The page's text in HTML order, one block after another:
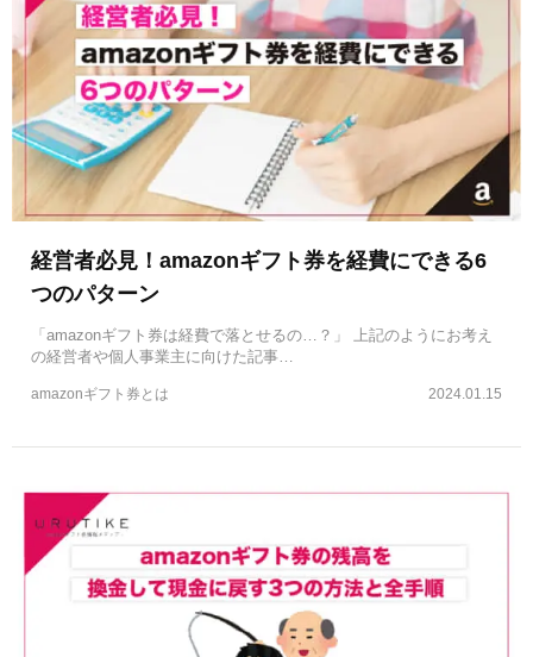
経営者必見！amazonギフト券を経費にできる6
つのパターン
「amazonギフト券は経費で落とせるの…？」 上記のようにお考え
の経営者や個人事業主に向けた記事…
2024.01.15
amazonギフト券とは